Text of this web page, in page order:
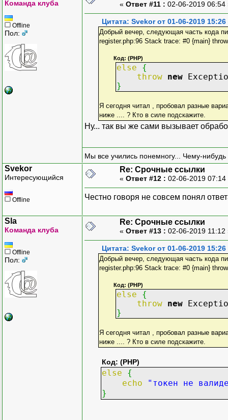
Команда клуба
Offline
Пол:
« Ответ #11 : 02-06-2019
Цитата: Svekor от 01-06-2019 15:26
Добрый вечер, следующая часть кода
register.php:96 Stack trace: #0 {main}
Код: (PHP)
else
{
throw new
}
Я сегодня читал , пробовал разные
ниже .... ? Кто в силе подскажите.
Ну... так вы же сами вызывает
Мы все учились понемногу... Чему-нибудь
Svekor
Интересующийся
Offline
Re: Срочные ссылки
« Ответ #12 : 02-06-2019
Честно говоря не совсем понял
Sla
Команда клуба
Offline
Пол:
Re: Срочные ссылки
« Ответ #13 : 02-06-2019
Цитата: Svekor от 01-06-2019 15:26
Добрый вечер, следующая часть кода
register.php:96 Stack trace: #0 {main}
Код: (PHP)
else
{
throw new
}
Я сегодня читал , пробовал разные
ниже .... ? Кто в силе подскажите.
Код: (PHP)
else
{
echo
"токен не
}